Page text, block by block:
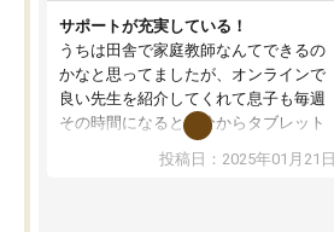
サポートが充実している！
うちは田舎で家庭教師なんてできるの
かなと思ってましたが、オンラインで
良い先生を紹介してくれて息子も毎週
その時間になると自分からタブレット
を開いてzoomを繋げるようになりまし
た！5科目なんでもOKなのもとても気
投稿日：2025年01月21日